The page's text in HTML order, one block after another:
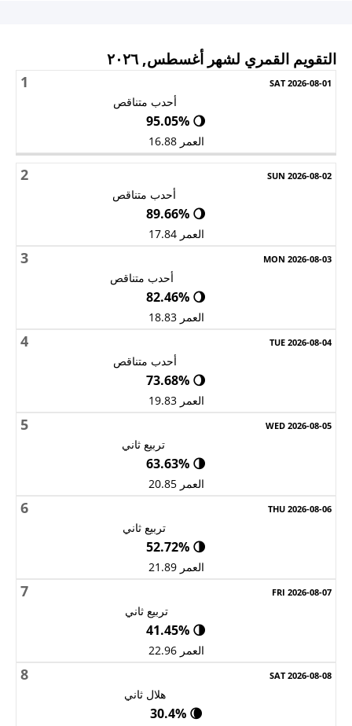
التقويم القمري لشهر أغسطس, ٢٠٢٦
الأحد الاثنين 1
أحدب متناقص
🌖 95.05%
العمر 16.88
2
أحدب متناقص
🌖 89.66%
العمر 17.84
3
أحدب متناقص
🌖 82.46%
العمر 18.83
4
أحدب متناقص
🌖 73.68%
العمر 19.83
5
تربيع ثاني
🌗 63.63%
العمر 20.85
6
تربيع ثاني
🌗 52.72%
العمر 21.89
7
تربيع ثاني
🌗 41.45%
العمر 22.96
8
هلال ثاني
🌘 30.4%